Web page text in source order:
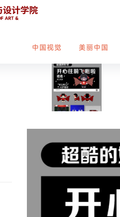
中国视觉 美丽中国